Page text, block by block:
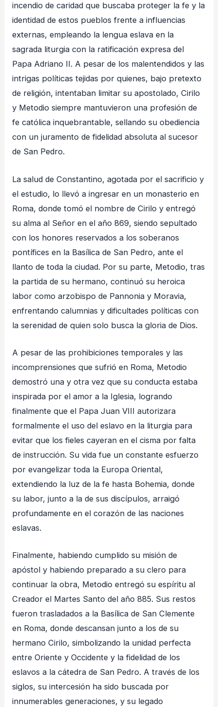
incendio de caridad que buscaba proteger la fe y la
identidad de estos pueblos frente a influencias
externas, empleando la lengua eslava en la
sagrada liturgia con la ratificación expresa del
Papa Adriano II. A pesar de los malentendidos y las
intrigas políticas tejidas por quienes, bajo pretexto
de religión, intentaban limitar su apostolado, Cirilo
y Metodio siempre mantuvieron una profesión de
fe católica inquebrantable, sellando su obediencia
con un juramento de fidelidad absoluta al sucesor
de San Pedro.
La salud de Constantino, agotada por el sacrificio y
el estudio, lo llevó a ingresar en un monasterio en
Roma, donde tomó el nombre de Cirilo y entregó
su alma al Señor en el año 869, siendo sepultado
con los honores reservados a los soberanos
pontífices en la Basílica de San Pedro, ante el
llanto de toda la ciudad. Por su parte, Metodio, tras
la partida de su hermano, continuó su heroica
labor como arzobispo de Pannonia y Moravia,
enfrentando calumnias y dificultades políticas con
la serenidad de quien solo busca la gloria de Dios.
A pesar de las prohibiciones temporales y las
incomprensiones que sufrió en Roma, Metodio
demostró una y otra vez que su conducta estaba
inspirada por el amor a la Iglesia, logrando
finalmente que el Papa Juan VIII autorizara
formalmente el uso del eslavo en la liturgia para
evitar que los fieles cayeran en el cisma por falta
de instrucción. Su vida fue un constante esfuerzo
por evangelizar toda la Europa Oriental,
extendiendo la luz de la fe hasta Bohemia, donde
su labor, junto a la de sus discípulos, arraigó
profundamente en el corazón de las naciones
eslavas.
Finalmente, habiendo cumplido su misión de
apóstol y habiendo preparado a su clero para
continuar la obra, Metodio entregó su espíritu al
Creador el Martes Santo del año 885. Sus restos
fueron trasladados a la Basílica de San Clemente
en Roma, donde descansan junto a los de su
hermano Cirilo, simbolizando la unidad perfecta
entre Oriente y Occidente y la fidelidad de los
eslavos a la cátedra de San Pedro. A través de los
siglos, su intercesión ha sido buscada por
innumerables generaciones, y su legado